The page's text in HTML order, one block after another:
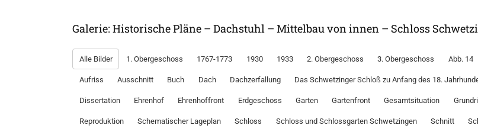
Galerie: Historische Pläne – Dachstuhl – Mittelbau von innen – Schloss
Alle Bilder 1. Obergeschoss 1767-1773 1930 1933 2. Obergeschoss 3. Obergeschoss Abb. 14
Aufriss Ausschnitt Buch Dach Dachzerfallung Das Schwetzinger Schloß zu Anfang des 18.
Dissertation Ehrenhof Ehrenhoffront Erdgeschoss Garten Gartenfront Gesamtsituation
Reproduktion Schematischer Lageplan Schloss Schloss und Schlossgarten Schwetzingen Schnitt